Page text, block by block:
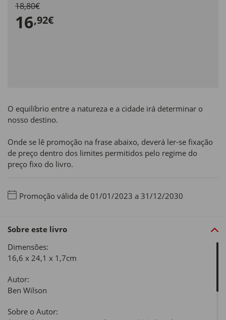
18,80€
16,92€
O equilíbrio entre a natureza e a cidade irá determinar o
nosso destino.
Onde se lê promoção na frase abaixo, deverá ler-se fixação
de preço dentro dos limites permitidos pelo regime do
preço fixo do livro.
Promoção válida de 01/01/2023 a 31/12/2030
Sobre este livro
Dimensões:
16,6 x 24,1 x 1,7cm
Autor:
Ben Wilson
Sobre o Autor: